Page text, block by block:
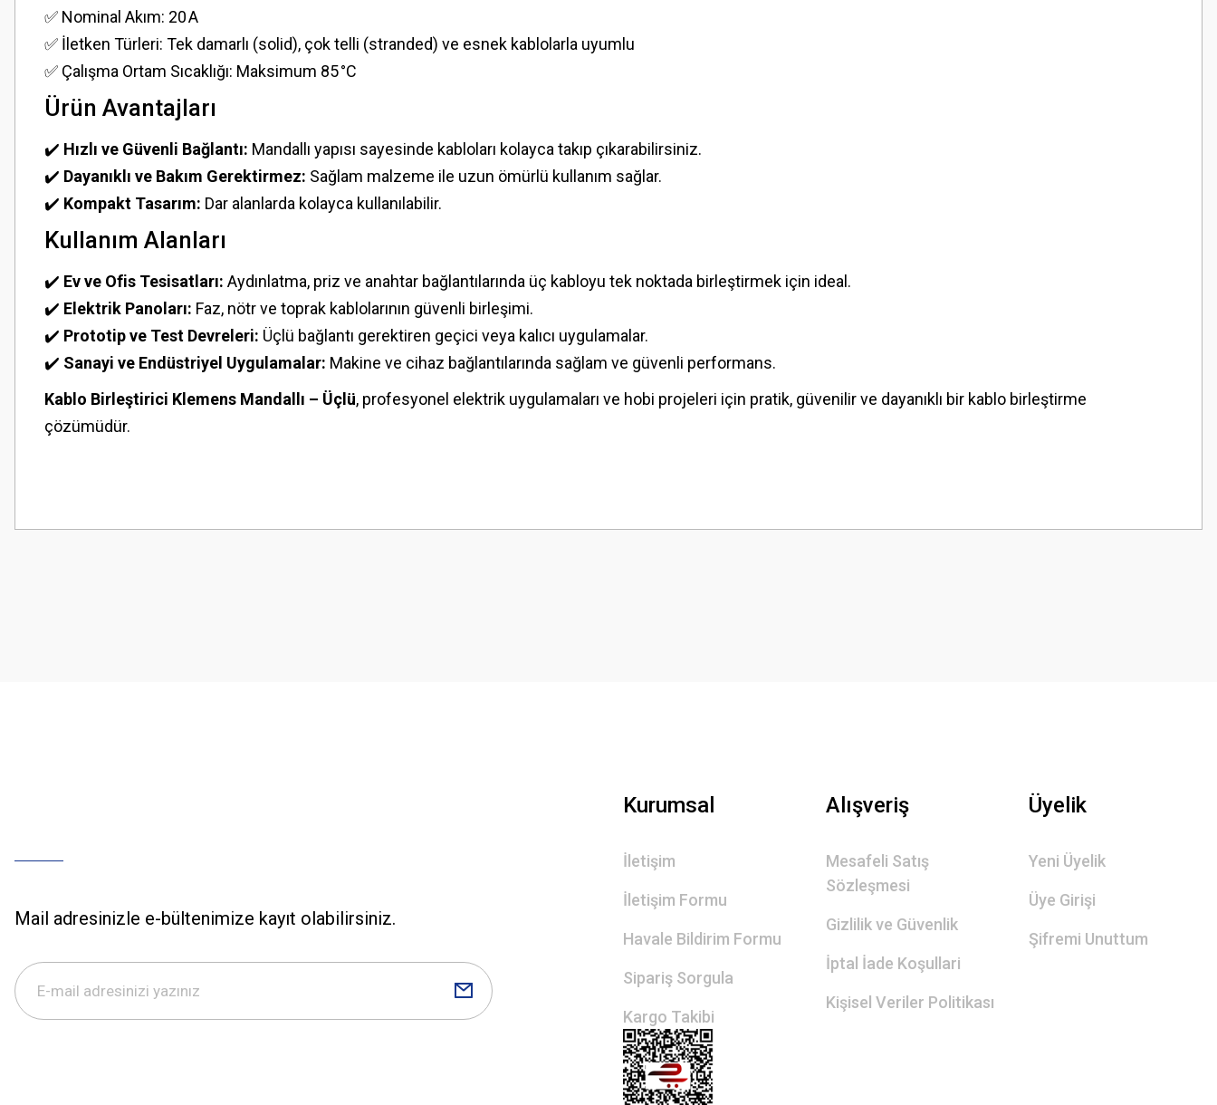
✅ Nominal Akım: 20 A
✅ İletken Türleri: Tek damarlı (solid), çok telli (stranded) ve esnek kablolarla uyumlu
✅ Çalışma Ortam Sıcaklığı: Maksimum 85 °C
Ürün Avantajları
✔️ Hızlı ve Güvenli Bağlantı: Mandallı yapısı sayesinde kabloları kolayca takıp çıkarabilirsiniz.
✔️ Dayanıklı ve Bakım Gerektirmez: Sağlam malzeme ile uzun ömürlü kullanım sağlar.
✔️ Kompakt Tasarım: Dar alanlarda kolayca kullanılabilir.
Kullanım Alanları
✔️ Ev ve Ofis Tesisatları: Aydınlatma, priz ve anahtar bağlantılarında üç kabloyu tek noktada birleştirmek için ideal.
✔️ Elektrik Panoları: Faz, nötr ve toprak kablolarının güvenli birleşimi.
✔️ Prototip ve Test Devreleri: Üçlü bağlantı gerektiren geçici veya kalıcı uygulamalar.
✔️ Sanayi ve Endüstriyel Uygulamalar: Makine ve cihaz bağlantılarında sağlam ve güvenli performans.
Kablo Birleştirici Klemens Mandallı – Üçlü, profesyonel elektrik uygulamaları ve hobi projeleri için pratik, güvenilir ve dayanıklı bir kablo birleştirme
çözümüdür.
Görüş ve önerileriniz için teşekkür ederiz.
Mail adresinizle e-bültenimize kayıt olabilirsiniz.
Kurumsal
İletişim
İletişim Formu
Havale Bildirim Formu
Sipariş Sorgula
Kargo Takibi
Alışveriş
Mesafeli Satış
Sözleşmesi
Gizlilik ve Güvenlik
İptal İade Koşullari
Kişisel Veriler Politikası
Üyelik
Yeni Üyelik
Üye Girişi
Şifremi Unuttum